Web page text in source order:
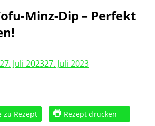
Minz-Dip – Perfekt
27. Juli 202327. Juli 2023
zu Rezept Rezept drucken